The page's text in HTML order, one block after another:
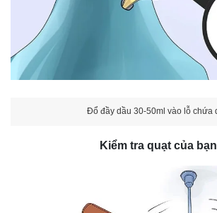
Đổ đầy dầu 30-50ml vào lỗ chứa
Kiểm tra quạt của bạn